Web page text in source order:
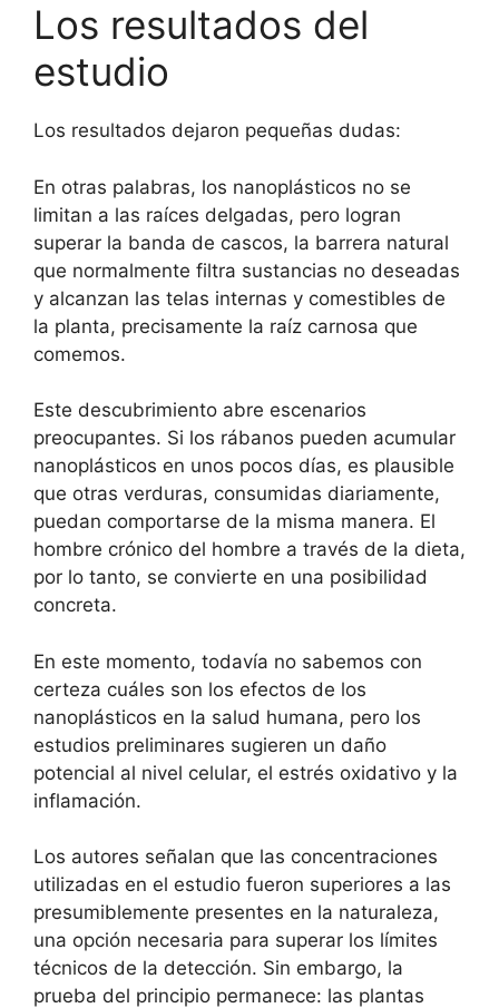
Los resultados del
estudio
Los resultados dejaron pequeñas dudas:
En otras palabras, los nanoplásticos no se
limitan a las raíces delgadas, pero logran
superar la banda de cascos, la barrera natural
que normalmente filtra sustancias no deseadas
y alcanzan las telas internas y comestibles de
la planta, precisamente la raíz carnosa que
comemos.
Este descubrimiento abre escenarios
preocupantes. Si los rábanos pueden acumular
nanoplásticos en unos pocos días, es plausible
que otras verduras, consumidas diariamente,
puedan comportarse de la misma manera. El
hombre crónico del hombre a través de la dieta,
por lo tanto, se convierte en una posibilidad
concreta.
En este momento, todavía no sabemos con
certeza cuáles son los efectos de los
nanoplásticos en la salud humana, pero los
estudios preliminares sugieren un daño
potencial al nivel celular, el estrés oxidativo y la
inflamación.
Los autores señalan que las concentraciones
utilizadas en el estudio fueron superiores a las
presumiblemente presentes en la naturaleza,
una opción necesaria para superar los límites
técnicos de la detección. Sin embargo, la
prueba del principio permanece: las plantas